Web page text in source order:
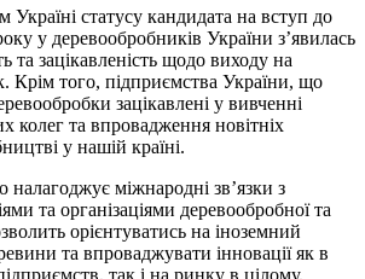
Україні статусу кандидата на вступ до
у деревообробників України з’явилась
та зацікавленість щодо виходу на
Крім того, підприємства України, що
зацікавлені у вивченні
колег та впровадження новітніх
у нашій країні.
міжнародні зв’язки з
та організаціями деревообробної та
орієнтуватись на іноземний
та впроваджувати інновації як в
так і на ринку в цілому.